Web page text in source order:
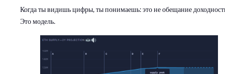
Когда ты видишь цифры, ты понимаешь: это не обещание
Это модель.